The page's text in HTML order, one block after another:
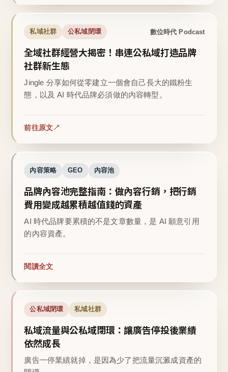
私域社群 公私域閉環 數位時代 Podcast
全域社群經營大揭密！串連公私域打造品牌
社群新生態
Jingle 分享如何從零建立一個會自己長大的鐵粉生
態，以及 AI 時代品牌必須做的內容轉型。
前往原文
內容策略 GEO 內容池
品牌內容池完整指南：做內容行銷，把行銷
費用變成越累積越值錢的資產
AI 時代品牌要累積的不是文章數量，是 AI 願意引用
的內容資產。
閱讀全文
公私域閉環 私域社群
私域流量與公私域閉環：讓廣告停投後業績
依然成長
廣告一停業績就掉，是因為少了把流量沉澱成資產的